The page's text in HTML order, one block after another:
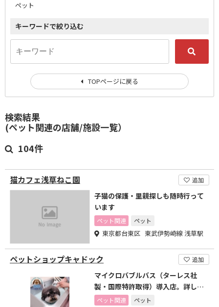
検索結果
(ペット関連の店舗/施設一覧）
104件
猫カフェ浅草ねこ園 追加
子猫の保護・里親探しも随時行って
います
ペット関連 ペット
東京都台東区 東武伊勢崎線 浅草駅
ペットショップキャドック 追加
マイクロバブルバス（ターレス社
製・国際特許取得）導入店。詳しく
はHPにてご確認を！
ペット関連 ペット
ペット
キーワードで絞り込む
TOPページに戻る